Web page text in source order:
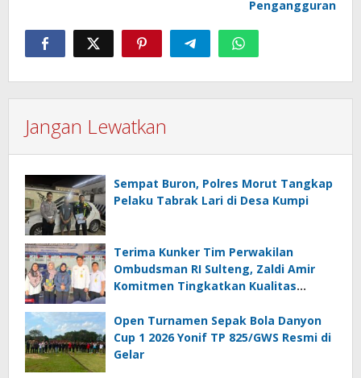
Pengangguran
Jangan Lewatkan
Sempat Buron, Polres Morut Tangkap
Pelaku Tabrak Lari di Desa Kumpi
Terima Kunker Tim Perwakilan
Ombudsman RI Sulteng, Zaldi Amir
Komitmen Tingkatkan Kualitas
Mal Administrasi
Open Turnamen Sepak Bola Danyon
Cup 1 2026 Yonif TP 825/GWS Resmi di
Gelar